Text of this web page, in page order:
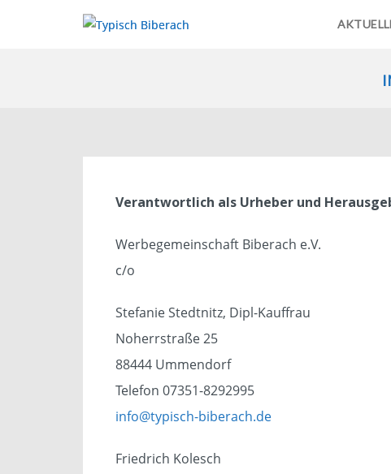
Verantwortlich als Urheber und
Werbegemeinschaft Biberach e.V.
c/o
Stefanie Stedtnitz, Dipl-Kauffrau
Noherrstraße 25
88444 Ummendorf
Telefon 07351-8292995
info@typisch-biberach.de
Friedrich Kolesch